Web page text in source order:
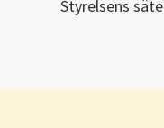
Styrelsens